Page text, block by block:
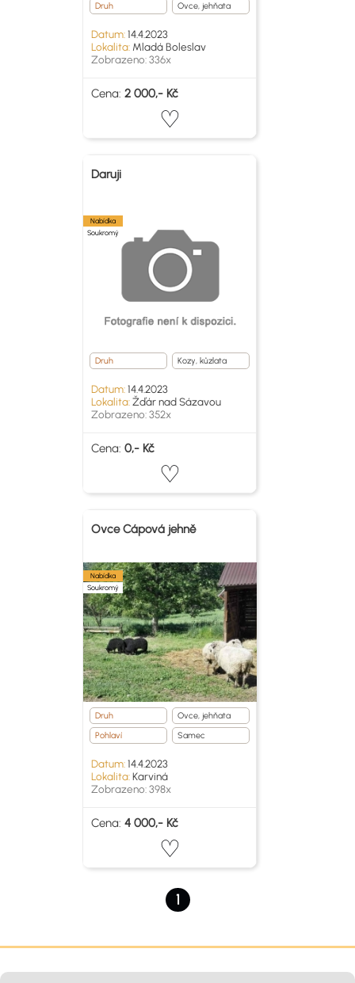
Druh Ovce, jehňata
Datum:14.4.2023
Lokalita: Mladá Boleslav
Zobrazeno: 336x
Cena: 2 000,- Kč
Daruji
Nabídka
Soukromý
Druh Kozy, kůzlata
Datum:14.4.2023
Lokalita:Žďár nad Sázavou
Zobrazeno: 352x
Cena: 0,- Kč
Ovce Cápová jehně
Nabídka
Soukromý
Druh
Ovce, jehňata
Pohlaví
Samec
Datum:14.4.2023
Lokalita:Karviná
Zobrazeno: 398x
Cena: 4 000,- Kč
1